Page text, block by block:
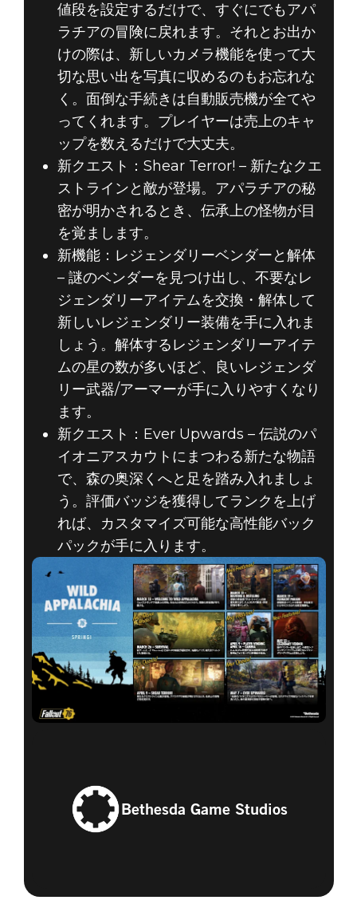
値段を設定するだけで、すぐにでもアパ
ラチアの冒険に戻れます。それとお出か
けの際は、新しいカメラ機能を使って大
切な思い出を写真に収めるのもお忘れな
く。面倒な手続きは自動販売機が全てや
ってくれます。プレイヤーは売上のキャ
ップを数えるだけで大丈夫。
新クエスト：Shear Terror! – 新たなクエ
ストラインと敵が登場。アパラチアの秘
密が明かされるとき、伝承上の怪物が目
を覚まします。
新機能：レジェンダリーベンダーと解体
– 謎のベンダーを見つけ出し、不要なレ
ジェンダリーアイテムを交換・解体して
新しいレジェンダリー装備を手に入れま
しょう。解体するレジェンダリーアイテ
ムの星の数が多いほど、良いレジェンダ
リー武器/アーマーが手に入りやすくなり
ます。
新クエスト：Ever Upwards – 伝説のパ
イオニアスカウトにまつわる新たな物語
で、森の奥深くへと足を踏み入れましょ
う。評価バッジを獲得してランクを上げ
れば、カスタマイズ可能な高性能バック
パックが手に入ります。
Bethesda Game Studios